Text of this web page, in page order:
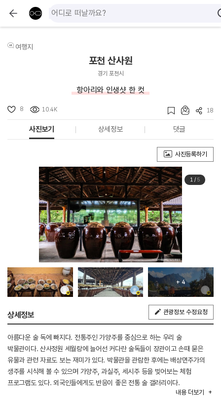
여행지
포천 산사원
경기 포천시
항아리와 인생샷 한 컷
8 10.4K 18
사진보기 상세정보 댓글
사진등록하기
1/ 5
+ 4
상세정보 관광정보 수정요청
아름다운 술 독에 빠지다. 전통주인 가양주를 중심으로 하는 우리 술
박물관이다. 산사정원 세월랑에 늘어선 커다란 술독들이 장관이고 손때 묻은
유물과 관련 자료도 보는 재미가 있다. 박물관을 관람한 후에는 배상면주가의
생주를 시식해 볼 수 있으며 가양주, 과실주, 세시주 등을 빚어보는 체험
프로그램도 있다. 외국인들에게도 반응이 좋은 전통 술 갤러리이다.
내용 더보기